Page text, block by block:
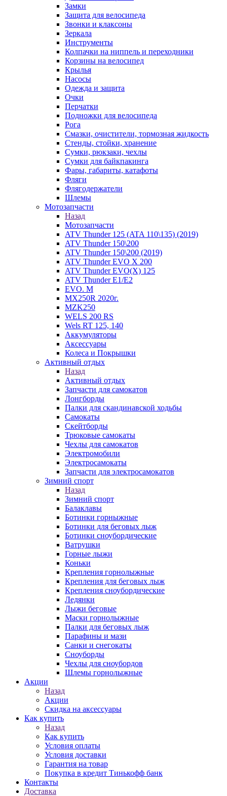
Замки
Защита для велосипеда
Звонки и клаксоны
Зеркала
Инструменты
Колпачки на ниппель и переходники
Корзины на велосипед
Крылья
Насосы
Одежда и защита
Очки
Перчатки
Подножки для велосипеда
Рога
Смазки, очистители, тормозная жидкость
Стенды, стойки, хранение
Сумки, рюкзаки, чехлы
Сумки для байкпакинга
Фары, габариты, катафоты
Фляги
Флягодержатели
Шлемы
Мотозапчасти
Назад
Мотозапчасти
ATV Thunder 125 (ATA 110\135) (2019)
ATV Thunder 150\200
ATV Thunder 150\200 (2019)
ATV Thunder EVO X 200
ATV Thunder EVO(X) 125
ATV Thunder Е1/Е2
EVO. M
MX250R 2020г.
MZK250
WELS 200 RS
Wels RT 125, 140
Аккумуляторы
Аксессуары
Колеса и Покрышки
Активный отдых
Назад
Активный отдых
Запчасти для самокатов
Лонгборды
Палки для скандинавской ходьбы
Самокаты
Скейтборды
Трюковые самокаты
Чехлы для самокатов
Электромобили
Электросамокаты
Запчасти для электросамокатов
Зимний спорт
Назад
Зимний спорт
Балаклавы
Ботинки горныжные
Ботинки для беговых лыж
Ботинки сноубордические
Ватрушки
Горные лыжи
Коньки
Крепления горнолыжные
Крепления для беговых лыж
Крепления сноубордические
Ледянки
Лыжи беговые
Маски горнолыжные
Палки для беговых лыж
Парафины и мази
Санки и снегокаты
Сноуборды
Чехлы для сноубордов
Шлемы горнолыжные
Акции
Назад
Акции
Скидка на аксессуары
Как купить
Назад
Как купить
Условия оплаты
Условия доставки
Гарантия на товар
Покупка в кредит Тинькофф банк
Контакты
Доставка